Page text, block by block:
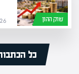
שוק ההון 23/02/
כל